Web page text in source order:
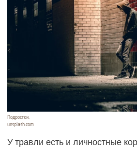
Подростки.
unsplash.com
У травли есть и личностные